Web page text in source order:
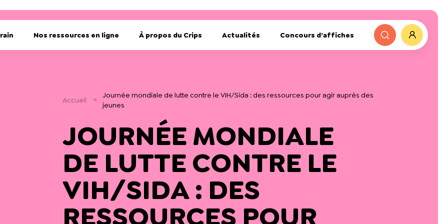
Nos ressources en ligne À propos du Crips Actualités Concours d’affiches
Accueil
Journée mondiale de lutte contre le VIH/Sida : des ressources pour agir auprès des
jeunes
JOURNÉE MONDIALE
DE LUTTE CONTRE LE
VIH/SIDA : DES
RESSOURCES POUR